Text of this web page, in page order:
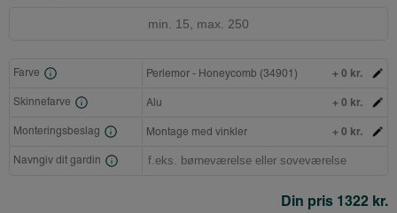
Farve Perlemor - Honeycomb (34901) + 0 kr.
Skinnefarve Alu + 0 kr.
Monteringsbeslag Montage med vinkler + 0 kr.
Navngiv dit gardin
Din pris 1322 kr.